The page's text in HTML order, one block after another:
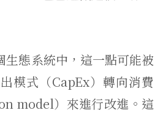
態系統中，這一點可能被
模式（CapEx）轉向消費
model）來進行改進。這